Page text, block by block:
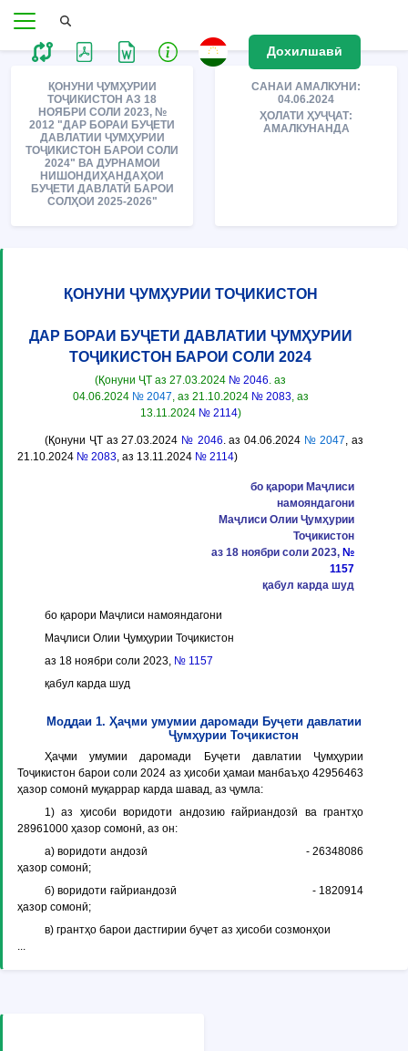
Дохилшавӣ
ҚОНУНИ ҶУМҲУРИИ
ТОҶИКИСТОН АЗ 18
НОЯБРИ СОЛИ 2023, №
2012 "ДАР БОРАИ БУҶЕТИ
ДАВЛАТИИ ҶУМҲУРИИ
ТОҶИКИСТОН БАРОИ СОЛИ
2024" ВА ДУРНАМОИ
НИШОНДИҲАНДАҲОИ
БУҶЕТИ ДАВЛАТӢ БАРОИ
СОЛҲОИ 2025-2026"
САНАИ АМАЛКУНИ:
04.06.2024
ҲОЛАТИ ҲУҶҶАТ:
АМАЛКУНАНДА
ҚОНУНИ ҶУМҲУРИИ ТОҶИКИСТОН
ДАР БОРАИ БУҶЕТИ ДАВЛАТИИ ҶУМҲУРИИ
ТОҶИКИСТОН БАРОИ СОЛИ 2024
(Қонуни ҶТ аз 27.03.2024 № 2046. аз
04.06.2024 № 2047, аз 21.10.2024 № 2083, аз
13.11.2024 № 2114)
(Қонуни ҶТ аз 27.03.2024 № 2046. аз 04.06.2024 № 2047, аз
21.10.2024 № 2083, аз 13.11.2024 № 2114)
бо қарори Маҷлиси
намояндагони
Маҷлиси Олии Ҷумҳурии
Тоҷикистон
аз 18 ноябри соли 2023, №
1157
қабул карда шуд
бо қарори Маҷлиси намояндагони
Маҷлиси Олии Ҷумҳурии Тоҷикистон
аз 18 ноябри соли 2023, № 1157
қабул карда шуд
Моддаи 1. Ҳаҷми умумии даромади Буҷети давлатии
Ҷумҳурии Тоҷикистон
Ҳаҷми умумии даромади Буҷети давлатии Ҷумҳурии
Тоҷикистон барои соли 2024 аз ҳисоби ҳамаи манбаъҳо 42956463
ҳазор сомонӣ муқаррар карда шавад, аз ҷумла:
1) аз ҳисоби воридоти андозию ғайриандозӣ ва грантҳо
28961000 ҳазор сомонӣ, аз он:
а) воридоти андозӣ - 26348086
ҳазор сомонӣ;
б) воридоти ғайриандозӣ - 1820914
ҳазор сомонӣ;
в) грантҳо барои дастгирии буҷет аз ҳисоби созмонҳои
...